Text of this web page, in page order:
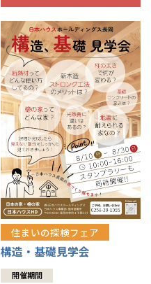
住まいの探検フェア
構造・基礎見学会
開催期間